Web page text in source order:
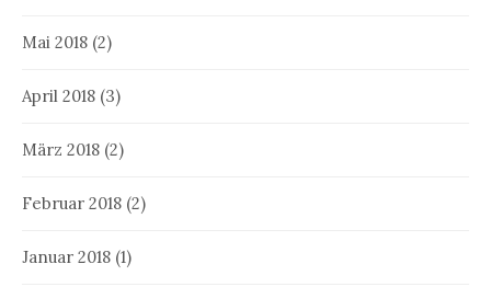
Mai 2018 (2)
April 2018 (3)
März 2018 (2)
Februar 2018 (2)
Januar 2018 (1)